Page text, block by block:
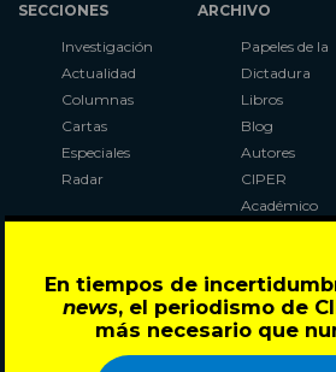
En tiempos de
news, el periodismo de
más necesario que
SECCIONES
Investigación
Actualidad
Columnas
Cartas
Especiales
Radar
ARCHIVO
Papeles de la
Dictadura
Libros
Blog
Autores
CIPER
Académico
Al Plebiscito
con CIPER